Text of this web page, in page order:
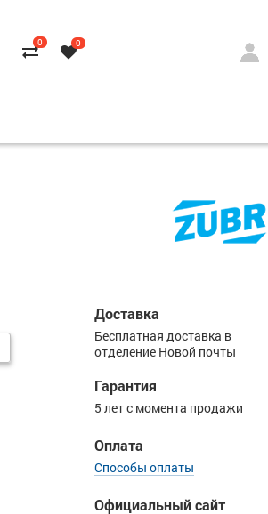
0 0
Доставка
Бесплатная доставка в
отделение Новой почты
Гарантия
5 лет с момента продажи
Оплата
Способы оплаты
Официальный сайт